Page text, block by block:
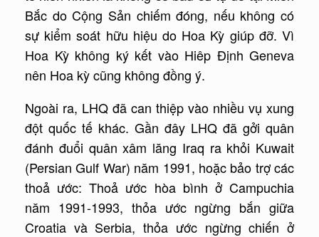
Bắc do Cộng Sản chiếm đóng, nếu không có
sự kiểm soát hữu hiệu do Hoa Kỳ giúp đỡ. Vì
Hoa Kỳ không ký kết vào Hiêp Định Geneva
nên Hoa kỳ cũng không đồng ý.
Ngoài ra, LHQ đã can thiệp vào nhiều vụ xung
đột quốc tế khác. Gần đây LHQ đã gởi quân
đánh đuổi quân xâm lăng Iraq ra khỏi Kuwait
(Persian Gulf War) năm 1991, hoặc bảo trợ các
thoả ước: Thoả ước hòa bình ở Campuchia
năm 1991-1993, thỏa ước ngừng bắn giữa
Croatia và Serbia, thỏa ước ngừng chiến ở